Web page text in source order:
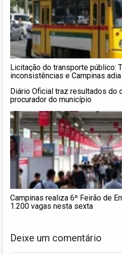
Licitação do transporte público:
inconsistências e Campinas
Diário Oficial traz resultados do
procurador do município
Campinas realiza 6º Feirão de
1.200 vagas nesta sexta
Deixe um comentário